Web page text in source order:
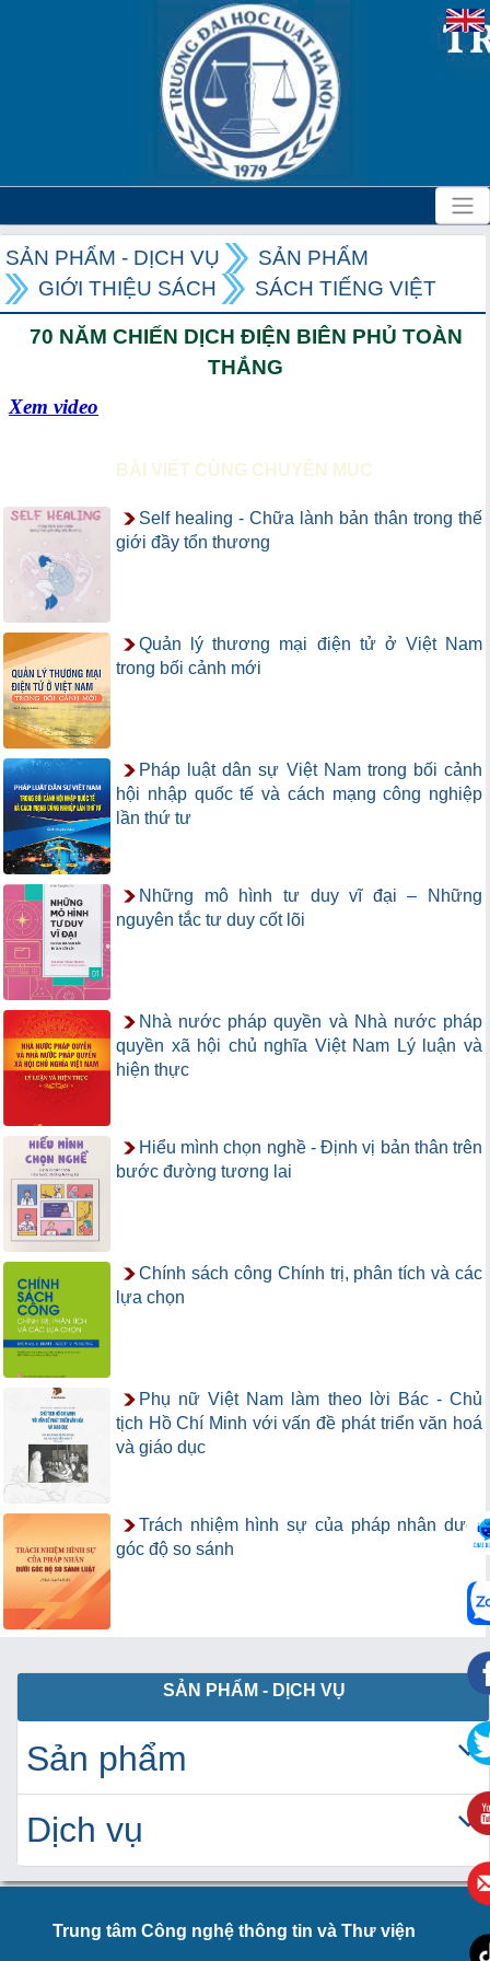
SẢN PHẨM - DỊCH VỤ
SẢN PHẨM
GIỚI THIỆU SÁCH
SÁCH TIẾNG VIỆT
70 NĂM CHIẾN DỊCH ĐIỆN BIÊN PHỦ TOÀN
THẮNG
Xem video
BÀI VIẾT CÙNG CHUYÊN MỤC
Self healing - Chữa lành bản thân trong thế
giới đầy tổn thương
Quản lý thương mại điện tử ở Việt Nam
trong bối cảnh mới
Pháp luật dân sự Việt Nam trong bối cảnh
hội nhập quốc tế và cách mạng công nghiệp
lần thứ tư
Những mô hình tư duy vĩ đại – Những
nguyên tắc tư duy cốt lõi
Nhà nước pháp quyền và Nhà nước pháp
quyền xã hội chủ nghĩa Việt Nam Lý luận và
hiện thực
Hiểu mình chọn nghề - Định vị bản thân trên
bước đường tương lai
Chính sách công Chính trị, phân tích và các
lựa chọn
Phụ nữ Việt Nam làm theo lời Bác - Chủ
tịch Hồ Chí Minh với vấn đề phát triển văn hoá
và giáo dục
Trách nhiệm hình sự của pháp nhân dưới
góc độ so sánh
SẢN PHẨM - DỊCH VỤ
Sản phẩm
Dịch vụ
Trung tâm Công nghệ thông tin và Thư viện